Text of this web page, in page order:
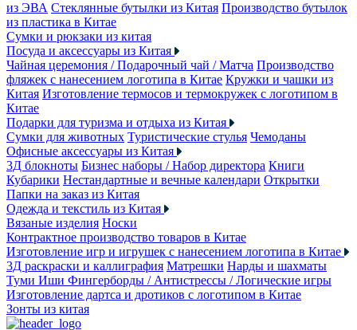
из ЭВА Стеклянные бутылки из Китая Производство бутылок
из пластика в Китае
Сумки и рюкзаки из китая
Посуда и аксессуары из Китая
Чайная церемония / Подарочный чай / Матча Производство
фляжек с нанесением логотипа в Китае Кружки и чашки из
Китая Изготовление термосов и термокружек с логотипом в
Китае
Подарки для туризма и отдыха из Китая
Сумки для животных Туристические стулья Чемоданы
Офисные аксессуары из Китая
3Д блокноты Бизнес наборы / Набор директора Книги
Кубарики Нестандартные и вечные календари Открытки
Папки на заказ из Китая
Одежда и текстиль из Китая
Вязаные изделия Носки
Контрактное производство товаров в Китае
Изготовление игр и игрушек с нанесением логотипа в Китае
3Д раскраски и каллиграфия Матрешки Нарды и шахматы
Туми Иши Фингерборды / Антистрессы / Логические игры
Изготовление дартса и дротиков с логотипом в Китае
Зонты из китая